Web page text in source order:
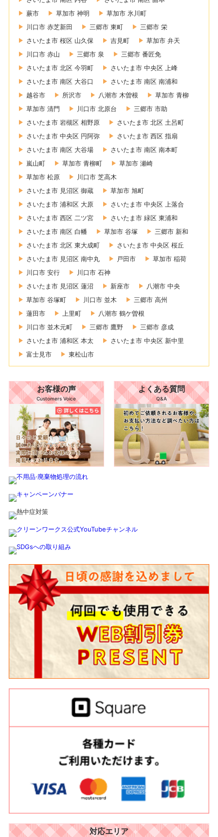
蕨市
草加市 神明
草加市 氷川町
川口市 赤芝新田
三郷市 東町
三郷市 栄
さいたま市 桜区 山久保
吉見町
草加市 弁天
川口市 赤山
三郷市 泉
三郷市 番匠免
さいたま市 北区 今羽町
さいたま市 中央区 上峰
さいたま市 南区 大谷口
さいたま市 南区 南浦和
越谷市
所沢市 八潮市 木曽根
草加市 青柳
草加市 清門
川口市 北原台
三郷市 市助
さいたま市 岩槻区 相野原
さいたま市 北区 土呂町
さいたま市 中央区 円阿弥
さいたま市 西区 指扇
さいたま市 南区 大谷場
さいたま市 南区 南本町
嵐山町
草加市 青柳町
草加市 瀬崎
草加市 松原
川口市 芝高木
さいたま市 見沼区 御蔵
草加市 旭町
さいたま市 浦和区 大原
さいたま市 中央区 上落合
さいたま市 西区 二ツ宮
さいたま市 緑区 東浦和
さいたま市 南区 白幡
草加市 谷塚
三郷市 新和
さいたま市 北区 東大成町
さいたま市 中央区 桜丘
さいたま市 見沼区 南中丸
戸田市
草加市 稲荷
川口市 安行
川口市 石神
さいたま市 見沼区 蓮沼
新座市
八潮市 中央
草加市 谷塚町
川口市 並木
三郷市 高州
蓮田市
上里町
八潮市 鶴ケ曽根
川口市 並木元町
三郷市 鷹野
三郷市 彦成
さいたま市 浦和区 本太
さいたま市 中央区 新中里
富士見市
東松山市
お客様の声
Customers Voice
よくある質問
Q&A
対応エリア